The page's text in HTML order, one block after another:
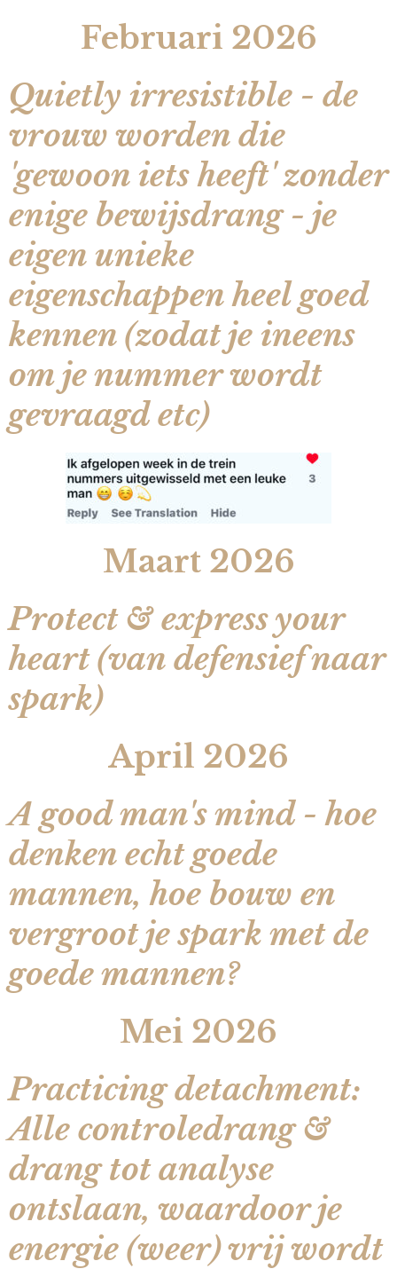
Februari 2026
Quietly irresistible - de
vrouw worden die
'gewoon iets heeft' zonder
enige bewijsdrang - je
eigen unieke
eigenschappen heel goed
kennen (zodat je ineens
om je nummer wordt
gevraagd etc)
Maart 2026
Protect & express your
heart (van defensief naar
spark)
April 2026
A good man's mind - hoe
denken echt goede
mannen, hoe bouw en
vergroot je spark met de
goede mannen?
Mei 2026
Practicing detachment:
Alle controledrang &
drang tot analyse
ontslaan, waardoor je
energie (weer) vrij wordt